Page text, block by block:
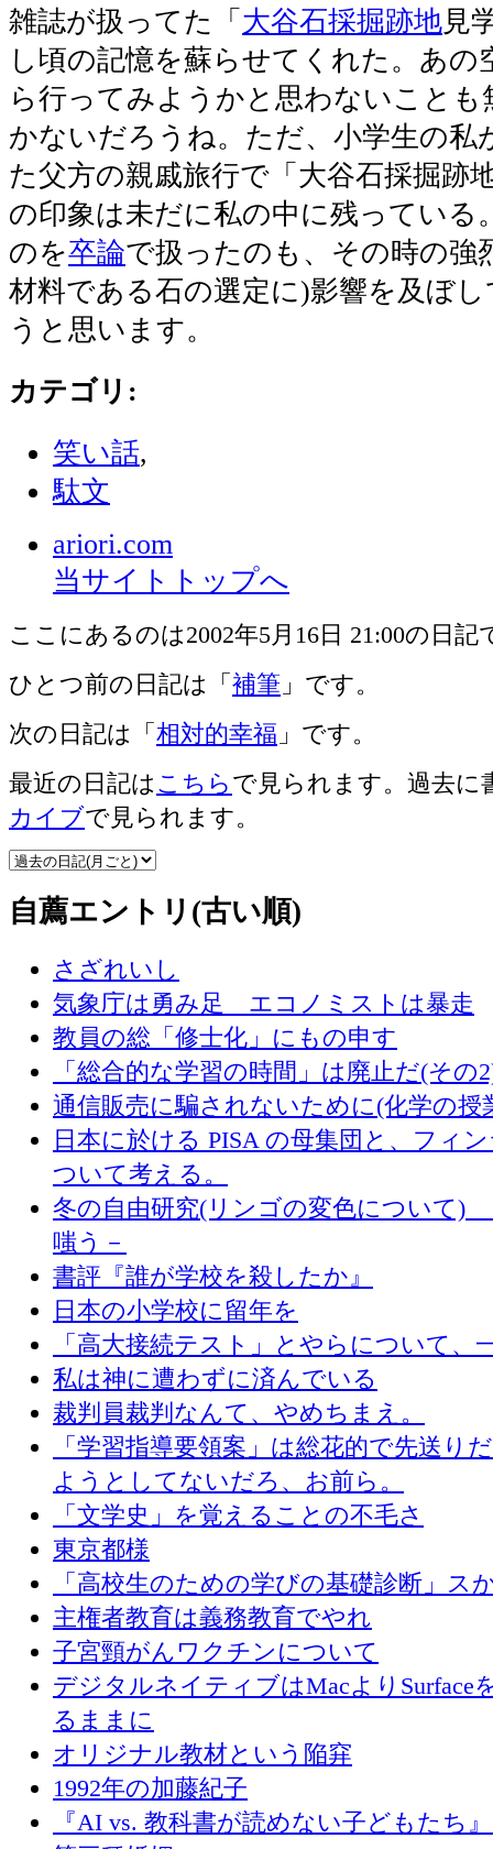
雑誌が扱ってた「 大谷石採掘跡地見
し頃の記憶を蘇らせてくれた。あの
ら行ってみようかと思わないことも
かないだろうね。ただ、小学生の私
た父方の親戚旅行で「大谷石採掘跡
の印象は未だに私の中に残っている
のを卒論で扱ったのも、その時の強
材料である石の選定に)影響を及ぼ
うと思います。
カテゴリ :
笑い話,
駄文
ariori.com
当サイトトップへ
ここにあるのは2002年5月16日 21:00の日記
ひとつ前の日記は「 補筆 」です。
次の日記は「 相対的幸福 」です。
最近の日記は こちら で見られます。過去に
カイブで見られます。
自薦エントリ(古い順)
さざれいし
気象庁は勇み足 エコノミストは暴走
教員の総「修士化」にもの申す
「総合的な学習の時間」は廃止だ(その
通信販売に騙されないために(化学の授
日本に於ける PISA の母集団と、フィ
ついて考える。
冬の自由研究(リンゴの変色について)
嗤う－
書評『誰が学校を殺したか』
日本の小学校に留年を
「高大接続テスト」とやらについて、
私は神に遭わずに済んでいる
裁判員裁判なんて、やめちまえ。
「学習指導要領案」は総花的で先送り
ようとしてないだろ、お前ら。
「文学史」を覚えることの不毛さ
東京都様
「高校生のための学びの基礎診断」ス
主権者教育は義務教育でやれ
子宮頸がんワクチンについて
デジタルネイティブはMacよりSurface
るままに
オリジナル教材という陥穽
1992年の加藤紀子
『AI vs. 教科書が読めない子どもたち